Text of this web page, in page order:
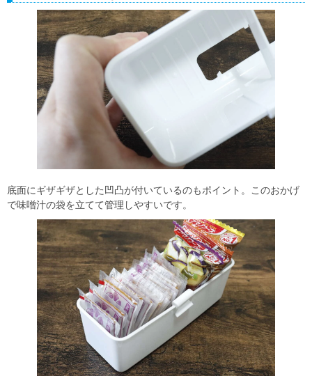
底面にギザギザとした凹凸が付いているのもポイント。このおかげ
で味噌汁の袋を立てて管理しやすいです。